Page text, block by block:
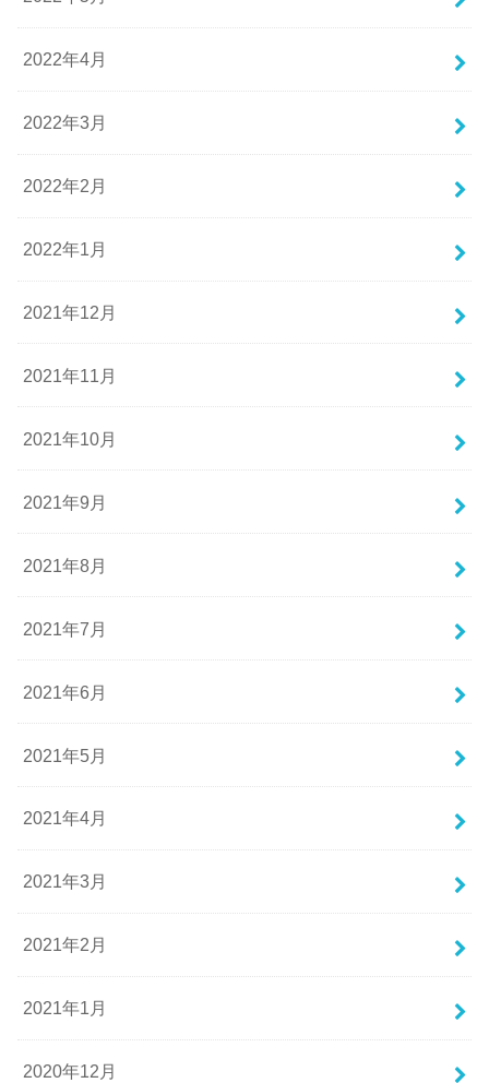
2022年4月
2022年3月
2022年2月
2022年1月
2021年12月
2021年11月
2021年10月
2021年9月
2021年8月
2021年7月
2021年6月
2021年5月
2021年4月
2021年3月
2021年2月
2021年1月
2020年12月